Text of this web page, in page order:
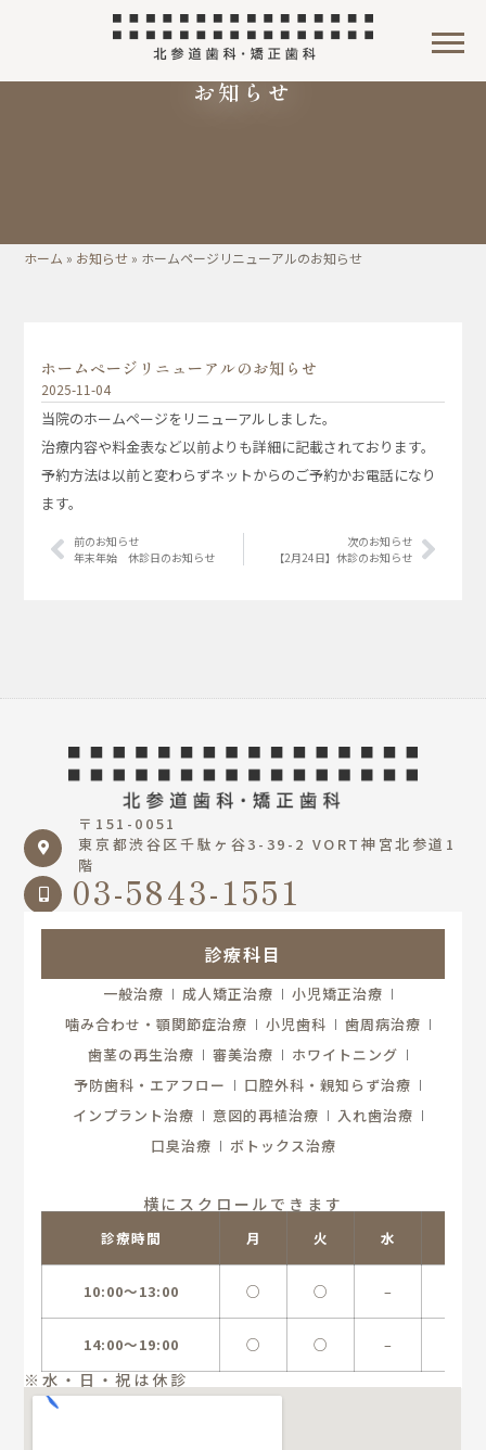
お知らせ
ホーム » お知らせ » ホームページリニューアルのお知らせ
ホームページリニューアルのお知らせ
2025-11-04
当院のホームページをリニューアルしました。
治療内容や料金表など以前よりも詳細に記載されております。
予約方法は以前と変わらずネットからのご予約かお電話になり
ます。
前のお知らせ
年末年始 休診日のお知らせ
次のお知らせ
【2月24日】休診のお知らせ
〒151-0051
東京都渋谷区千駄ヶ谷3-39-2 VORT神宮北参道1
階
03-5843-1551
診療科目
一般治療 成人矯正治療
小児矯正治療
噛み合わせ・顎関節症治療
小児歯科
歯周病治療
歯茎の再生治療
審美治療
ホワイトニング
予防歯科・エアフロー
口腔外科・親知らず治療
インプラント治療
意図的再植治療
入れ歯治療
口臭治療
ボトックス治療
横にスクロールできます
診療時間 月 火 水
10:00〜13:00 ○ ○ –
14:00〜19:00 ○ ○ –
※水・日・祝は休診